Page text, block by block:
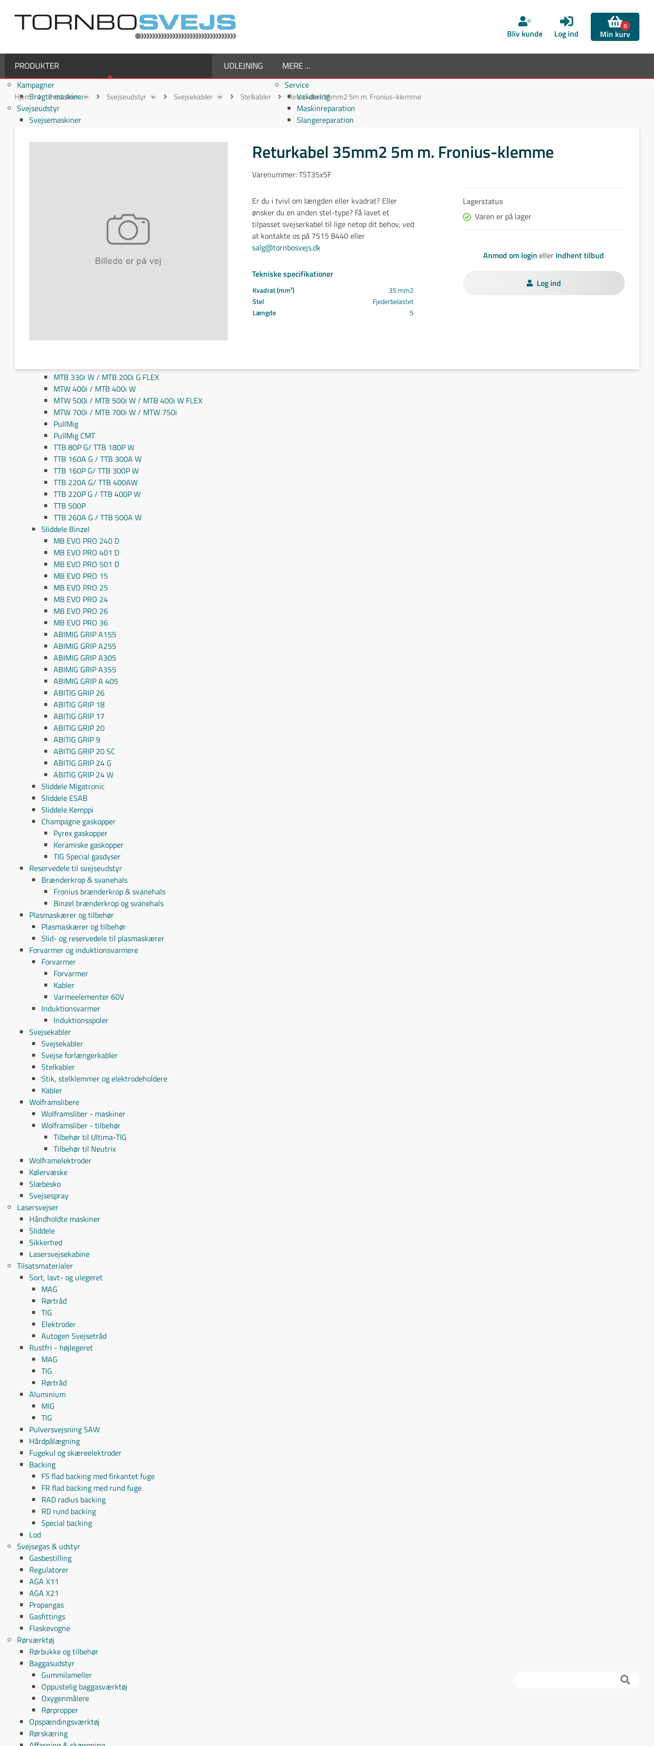
Bliv kunde Log ind
0
Min kurv
PRODUKTER
Kampagner
Brugte maskiner
Svejseudstyr
Svejsemaskiner
TIG svejsemaskiner
Fronius MIG/MAG svejseslanger
Fronius TIG svejseslanger
MTG 400i / 400i G / MTB 360i G FLEX
MTB 330i W / MTB 200i G FLEX
MTW 400i / MTB 400i W
MTW 500i / MTB 500i W / MTB 400i W FLEX
MTW 700i / MTB 700i W / MTW 750i
PullMig
PullMig CMT
TTB 80P G/ TTB 180P W
TTB 160A G / TTB 300A W
TTB 160P G/ TTB 300P W
TTB 220A G/ TTB 400AW
TTB 220P G / TTB 400P W
TTB 500P
TTB 260A G / TTB 500A W
Sliddele Binzel
MB EVO PRO 240 D
MB EVO PRO 401 D
MB EVO PRO 501 D
MB EVO PRO 15
MB EVO PRO 25
MB EVO PRO 24
MB EVO PRO 26
MB EVO PRO 36
ABIMIG GRIP A155
ABIMIG GRIP A255
ABIMIG GRIP A305
ABIMIG GRIP A355
ABIMIG GRIP A 405
ABITIG GRIP 26
ABITIG GRIP 18
ABITIG GRIP 17
ABITIG GRIP 20
ABITIG GRIP 9
ABITIG GRIP 20 SC
ABITIG GRIP 24 G
ABITIG GRIP 24 W
Sliddele Migatronic
Sliddele ESAB
Sliddele Kemppi
Champagne gaskopper
Pyrex gaskopper
Keramiske gaskopper
TIG Special gasdyser
Reservedele til svejseudstyr
Brænderkrop & svanehals
Fronius brænderkrop & svanehals
Binzel brænderkrop og svanehals
Plasmaskærer og tilbehør
Plasmaskærer og tilbehør
Slid- og reservedele til plasmaskærer
Forvarmer og induktionsvarmere
Forvarmer
Forvarmer
Kabler
Varmeelementer 60V
Induktionsvarmer
Induktionsspoler
Svejsekabler
Svejsekabler
Svejse forlængerkabler
Stelkabler
Stik, stelklemmer og elektrodeholdere
Kabler
Wolframslibere
Wolframsliber - maskiner
Wolframsliber - tilbehør
Tilbehør til Ultima-TIG
Tilbehør til Neutrix
Wolframelektroder
Kølervæske
Slæbesko
Svejsespray
Lasersvejser
Håndholdte maskiner
Sliddele
Sikkerhed
Lasersvejsekabine
Tilsatsmaterialer
Sort, lavt- og ulegeret
MAG
Rørtråd
TIG
Elektroder
Autogen Svejsetråd
Rustfri - højlegeret
MAG
TIG
Rørtråd
Aluminium
MIG
TIG
Pulversvejsning SAW
Hårdpålægning
Fugekul og skæreelektroder
Backing
FS flad backing med firkantet fuge
FR flad backing med rund fuge
RAD radius backing
RD rund backing
Special backing
Lod
Svejsegas & udstyr
Gasbestilling
Regulatorer
AGA X11
AGA X21
Propangas
Gasfittings
Flaskevogne
Rørværktøj
Rørbukke og tilbehør
Baggasudstyr
Gummilameller
Oppustelig baggasværktøj
Oxygenmålere
Rørpropper
Opspændingsværktøj
Rørskæring
UDLEJNING MERE ...
Service
Validering
Maskinreparation
Slangereparation
Virksomheden
Supplier
Job hos TornboSvejs
ESG politik
Nyheder hos TornboSvejs
Svejs projektet sammen
Kom i mål med dit projekt
Mærker
Fliess
Hjem Produkter Svejseudstyr Svejsekabler Stelkabler Returkabel 35mm2 5m m. Fronius-klemme
Returkabel 35mm2 5m m. Fronius-klemme
Varenummer:TST35x5F
Er du i tvivl om længden eller kvadrat? Eller
ønsker du en anden stel-type? Få lavet et
tilpasset svejserkabel til lige netop dit behov, ved
at kontakte os på 7515 8440 eller
salg@tornbosvejs.dk
Tekniske specifikationer
Kvadrat (mm²)
35 mm2
Stel
Fjederbelastet
Længde
5
Lagerstatus
Varen er på lager
Anmod om login eller Indhent tilbud
Log ind